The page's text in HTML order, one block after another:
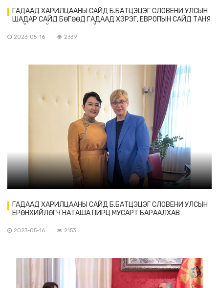
ГАДААД ХАРИЛЦААНЫ САЙД Б.БАТЦЭЦЭГ СЛОВЕНИ УЛСЫН
ШАДАР САЙД БӨГӨӨД ГАДААД ХЭРЭГ, ЕВРОПЫН САЙД ТАНЯ
2023-05-16 2339
ГАДААД ХАРИЛЦААНЫ САЙД Б.БАТЦЭЦЭГ СЛОВЕНИ УЛСЫН
ЕРӨНХИЙЛӨГЧ НАТАША ПИРЦ МУСАРТ БАРААЛХАВ
2023-05-16 2153